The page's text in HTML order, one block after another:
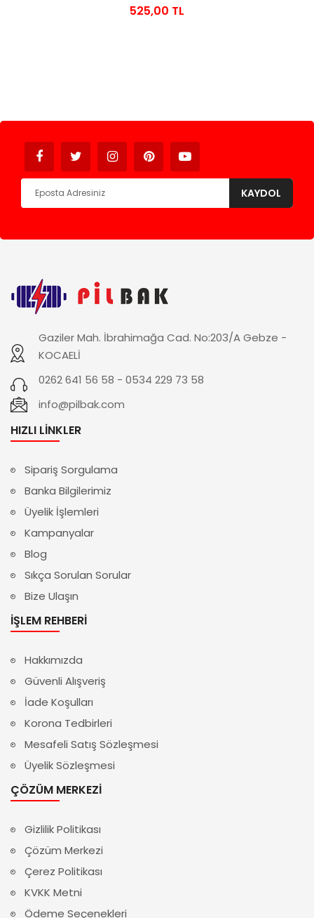
525,00 TL
KAYDOL
Gaziler Mah. İbrahimağa Cad. No:203/A Gebze -
KOCAELİ
0262 641 56 58 - 0534 229 73 58
info@pilbak.com
HIZLI LINKLER
Sipariş Sorgulama
Banka Bilgilerimiz
Üyelik İşlemleri
Kampanyalar
Blog
Sıkça Sorulan Sorular
Bize Ulaşın
İŞLEM REHBERI
Hakkımızda
Güvenli Alışveriş
İade Koşulları
Korona Tedbirleri
Mesafeli Satış Sözleşmesi
Üyelik Sözleşmesi
ÇÖZÜM MERKEZI
Gizlilik Politikası
Çözüm Merkezi
Çerez Politikası
KVKK Metni
Ödeme Seçenekleri